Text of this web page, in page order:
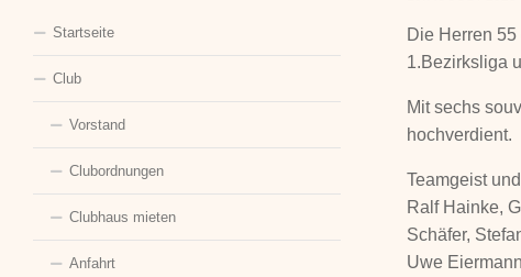
Die Herren
1.Bezirksliga
Mit sechs
hochverdient.
Teamgeist
Ralf Hainke,
Schäfer,
Uwe
Startseite
Club
Vorstand
Clubordnungen
Clubhaus mieten
Anfahrt